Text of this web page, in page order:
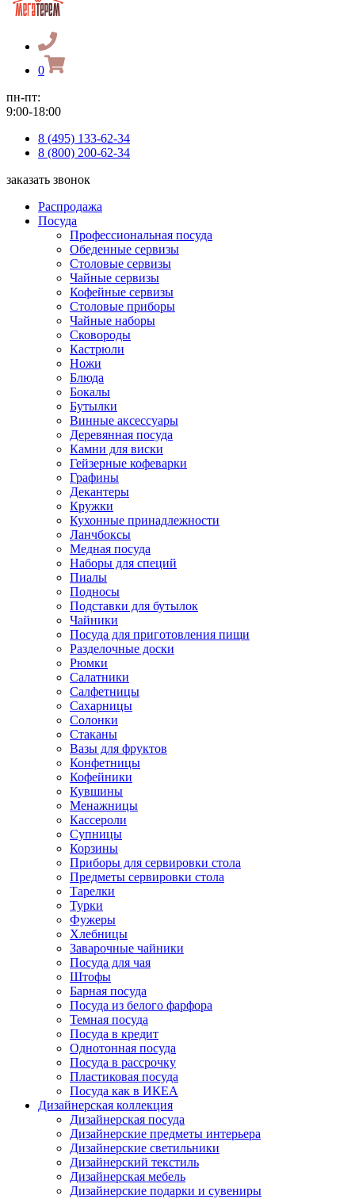
0
пн-пт:
9:00-18:00
8 (495) 133-62-34
8 (800) 200-62-34
заказать звонок
Распродажа
Посуда
Профессиональная посуда
Обеденные сервизы
Столовые сервизы
Чайные сервизы
Кофейные сервизы
Столовые приборы
Чайные наборы
Сковороды
Кастрюли
Ножи
Блюда
Бокалы
Бутылки
Винные аксессуары
Деревянная посуда
Камни для виски
Гейзерные кофеварки
Графины
Декантеры
Кружки
Кухонные принадлежности
Ланчбоксы
Медная посуда
Наборы для специй
Пиалы
Подносы
Подставки для бутылок
Чайники
Посуда для приготовления пищи
Разделочные доски
Рюмки
Салатники
Салфетницы
Сахарницы
Солонки
Стаканы
Вазы для фруктов
Конфетницы
Кофейники
Кувшины
Менажницы
Кассероли
Супницы
Корзины
Приборы для сервировки стола
Предметы сервировки стола
Тарелки
Турки
Фужеры
Хлебницы
Заварочные чайники
Посуда для чая
Штофы
Барная посуда
Посуда из белого фарфора
Темная посуда
Посуда в кредит
Однотонная посуда
Посуда в рассрочку
Пластиковая посуда
Посуда как в ИКЕА
Дизайнерская коллекция
Дизайнерская посуда
Дизайнерские предметы интерьера
Дизайнерские светильники
Дизайнерский текстиль
Дизайнерская мебель
Дизайнерские подарки и сувениры